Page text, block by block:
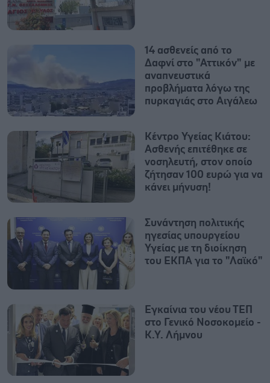
14 ασθενείς από το
Δαφνί στο "Αττικόν" με
αναπνευστικά
προβλήματα λόγω της
πυρκαγιάς στο Αιγάλεω
Κέντρο Υγείας Κιάτου:
Ασθενής επιτέθηκε σε
νοσηλευτή, στον οποίο
ζήτησαν 100 ευρώ για να
κάνει μήνυση!
Συνάντηση πολιτικής
ηγεσίας υπουργείου
Υγείας με τη διοίκηση
του ΕΚΠΑ για το "Λαϊκό"
Εγκαίνια του νέου ΤΕΠ
στο Γενικό Νοσοκομείο -
Κ.Υ. Λήμνου